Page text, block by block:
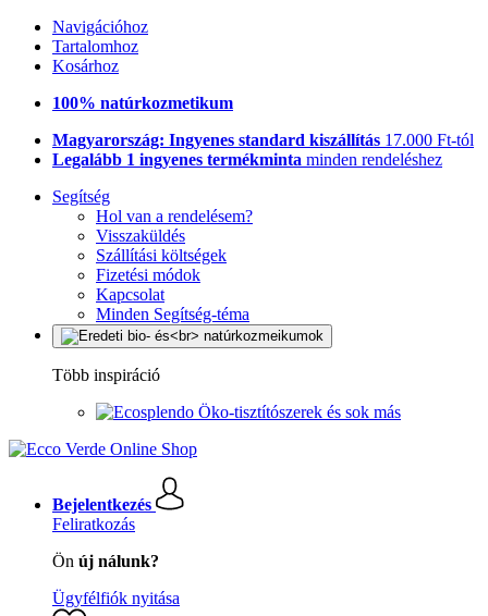
Navigációhoz
Tartalomhoz
Kosárhoz
100% natúrkozmetikum
Magyarország: Ingyenes standard kiszállítás 17.000 Ft-tól
Legalább 1 ingyenes termékminta minden rendeléshez
Segítség
Hol van a rendelésem?
Visszaküldés
Szállítási költségek
Fizetési módok
Kapcsolat
Minden Segítség-téma
Több inspiráció
Öko-tisztítószerek és sok más
Bejelentkezés
Feliratkozás
Ön új nálunk?
Ügyfélfiók nyitása